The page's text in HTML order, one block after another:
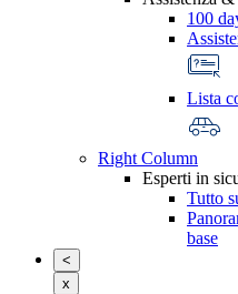
100
Lista
Right Column
Esperti in
Tutto
base
<
x